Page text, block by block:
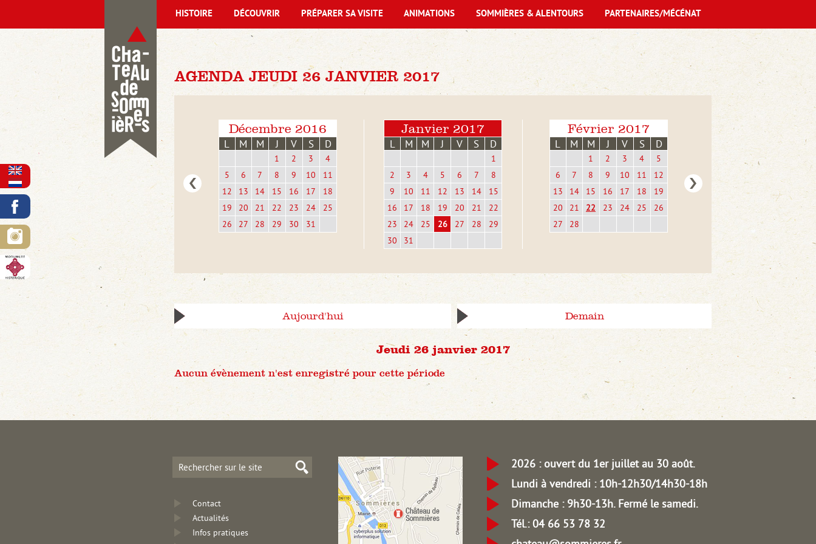
AGENDA JEUDI 26 JANVIER 2017
Décembre 2016
L M M J V S D
1 2 3
4
5
6 7 8 9 10
11
12
13 14 15 16 17
18
19
20 21 22 23 24
25
26
27 28 29 30 31
Janvier 2017
L M M J V S D
1
2
3 4 5 6 7
8
9
10 11 12 13 14
15
16
17 18 19 20 21
22
23
24 25 26 27 28
29
30
31
Février 2017
L M M J V S D
1 2 3 4
5
6
7 8 9 10 11
12
13
14 15 16 17 18
19
20
21 22 23 24 25
26
27
28
Aujourd'hui Demain
Jeudi 26 janvier 2017
Aucun évènement n'est enregistré pour cette période
HISTOIRE DÉCOUVRIR PRÉPARER SA VISITE ANIMATIONS SOMMIÈRES & ALENTOURS PARTENAIRES/MÉCÉNAT
Contact
Actualités
Infos pratiques
2026 : ouvert du 1er juillet au 30 août.
Lundi à vendredi : 10h-12h30/14h30-18h
Dimanche : 9h30-13h. Fermé le samedi.
Tél.: 04 66 53 78 32